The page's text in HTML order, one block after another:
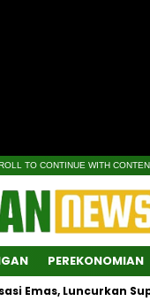
TO CONTINUE WITH
PEREKONOMIAN
Luncurkan